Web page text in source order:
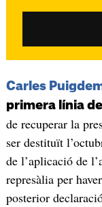
Carles
primera línia
de recuperar la
ser destituït
de l’aplicació de
represàlia per
posterior